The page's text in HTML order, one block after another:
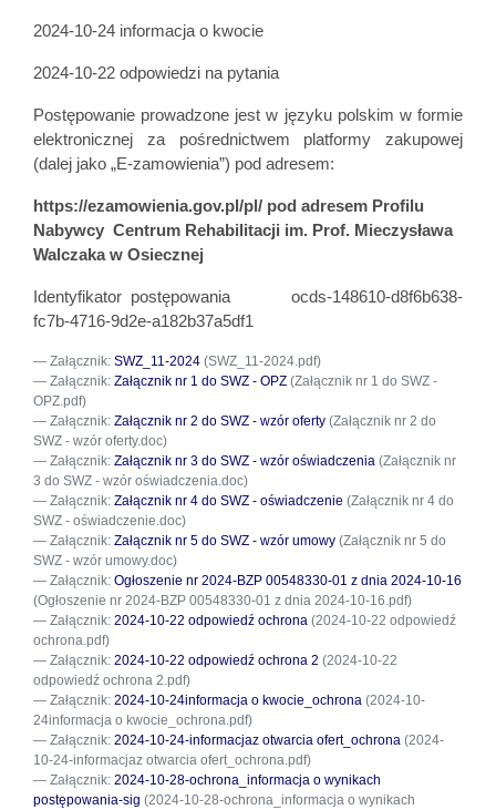
2024-10-24 informacja o kwocie
2024-10-22 odpowiedzi na pytania
Postępowanie prowadzone jest w języku polskim w formie
elektronicznej za pośrednictwem platformy zakupowej
(dalej jako „E-zamowienia”) pod adresem:
https://ezamowienia.gov.pl/pl/ pod adresem Profilu
Nabywcy Centrum Rehabilitacji im. Prof. Mieczysława
Walczaka w Osiecznej
Identyfikator postępowania
ocds-148610-d8f6b638-
fc7b-4716-9d2e-a182b37a5df1
Załącznik: SWZ_11-2024 (SWZ_11-2024.pdf)
Załącznik: Załącznik nr 1 do SWZ - OPZ (Załącznik nr 1 do SWZ -
OPZ.pdf)
Załącznik: Załącznik nr 2 do SWZ - wzór oferty (Załącznik nr 2 do
SWZ - wzór oferty.doc)
Załącznik: Załącznik nr 3 do SWZ - wzór oświadczenia (Załącznik nr
3 do SWZ - wzór oświadczenia.doc)
Załącznik: Załącznik nr 4 do SWZ - oświadczenie (Załącznik nr 4 do
SWZ - oświadczenie.doc)
Załącznik: Załącznik nr 5 do SWZ - wzór umowy (Załącznik nr 5 do
SWZ - wzór umowy.doc)
Załącznik: Ogłoszenie nr 2024-BZP 00548330-01 z dnia 2024-10-16
(Ogłoszenie nr 2024-BZP 00548330-01 z dnia 2024-10-16.pdf)
Załącznik: 2024-10-22 odpowiedź ochrona (2024-10-22 odpowiedź
ochrona.pdf)
Załącznik: 2024-10-22 odpowiedź ochrona 2 (2024-10-22
odpowiedź ochrona 2.pdf)
Załącznik: 2024-10-24informacja o kwocie_ochrona (2024-10-
24informacja o kwocie_ochrona.pdf)
Załącznik: 2024-10-24-informacjaz otwarcia ofert_ochrona (2024-
10-24-informacjaz otwarcia ofert_ochrona.pdf)
Załącznik: 2024-10-28-ochrona_informacja o wynikach
postępowania-sig (2024-10-28-ochrona_informacja o wynikach